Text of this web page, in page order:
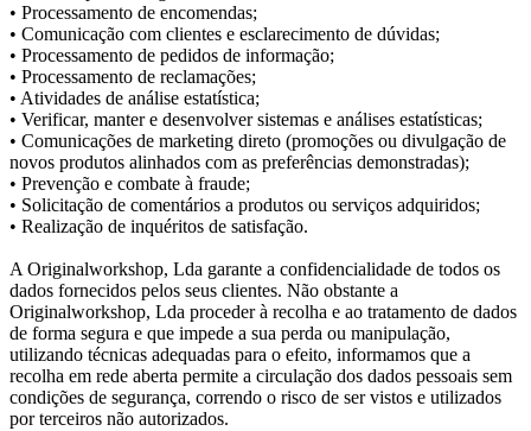
• Processamento de encomendas;
• Comunicação com clientes e esclarecimento de dúvidas;
• Processamento de pedidos de informação;
• Processamento de reclamações;
• Atividades de análise estatística;
• Verificar, manter e desenvolver sistemas e análises estatísticas;
• Comunicações de marketing direto (promoções ou divulgação de
novos produtos alinhados com as preferências demonstradas);
• Prevenção e combate à fraude;
• Solicitação de comentários a produtos ou serviços adquiridos;
• Realização de inquéritos de satisfação.
A Originalworkshop, Lda garante a confidencialidade de todos os
dados fornecidos pelos seus clientes. Não obstante a
Originalworkshop, Lda proceder à recolha e ao tratamento de dados
de forma segura e que impede a sua perda ou manipulação,
utilizando técnicas adequadas para o efeito, informamos que a
recolha em rede aberta permite a circulação dos dados pessoais sem
condições de segurança, correndo o risco de ser vistos e utilizados
por terceiros não autorizados.